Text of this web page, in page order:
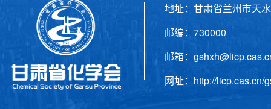
地址：甘肃省兰州市天
邮编：730000 电
邮箱：
网址：http://licp.cas.cn/